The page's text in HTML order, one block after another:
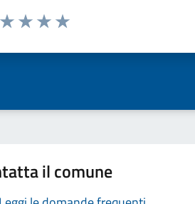
da 1 a 5 stelle la pagina
il comune